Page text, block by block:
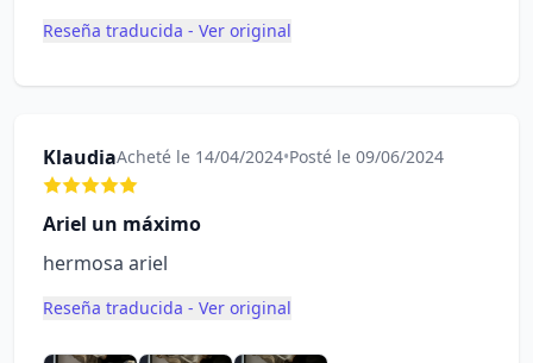
Reseña traducida - Ver original
KlaudiaAcheté le 14/04/2024•Posté le 09/06/2024
Ariel un máximo
hermosa ariel
Reseña traducida - Ver original